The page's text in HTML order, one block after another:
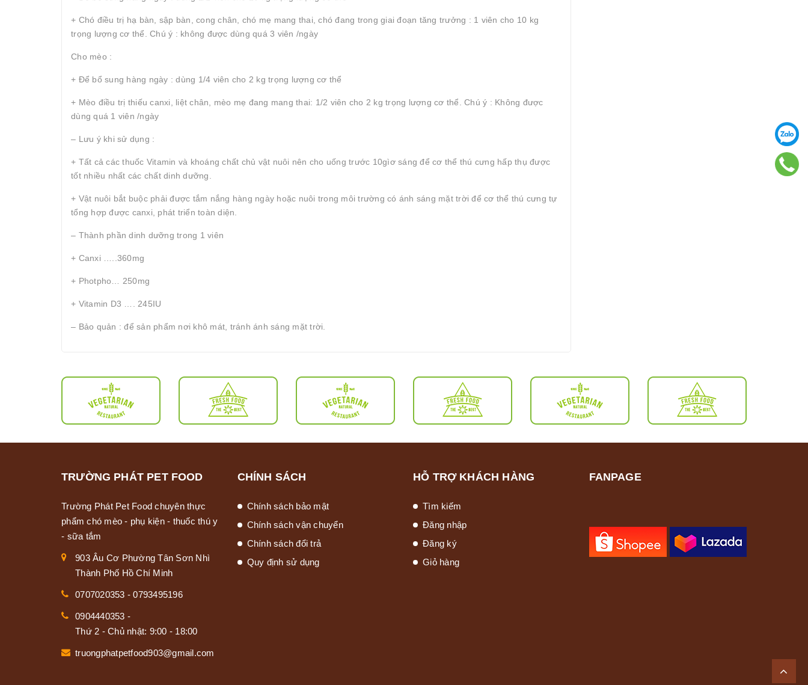
+ Chó điều trị hạ bàn, sập bàn, cong chân, chó mẹ mang thai, chó đang trong giai đoạn tăng trưởng : 1 viên cho 10 kg
trọng lượng cơ thể. Chú ý : không được dùng quá 3 viên /ngày
Cho mèo :
+ Để bổ sung hàng ngày : dùng 1/4 viên cho 2 kg trọng lượng cơ thể
+ Mèo điều trị thiếu canxi, liệt chân, mèo mẹ đang mang thai: 1/2 viên cho 2 kg trọng lượng cơ thể. Chú ý : Không được
dùng quá 1 viên /ngày
– Lưu ý khi sử dụng :
+ Tất cả các thuốc Vitamin và khoáng chất chủ vật nuôi nên cho uống trước 10gìơ sáng để cơ thể thú cưng hấp thụ được
tốt nhiều nhất các chất dinh dưỡng.
+ Vật nuôi bắt buộc phải được tắm nắng hàng ngày hoặc nuôi trong môi trường có ánh sáng mặt trời để cơ thể thú cưng tự
tổng hợp được canxi, phát triển toàn diện.
– Thành phần dinh dưỡng trong 1 viên
+ Canxi …..360mg
+ Photpho… 250mg
+ Vitamin D3 …. 245IU
– Bảo quản : để sản phẩm nơi khô mát, tránh ánh sáng mặt trời.
TRƯỜNG PHÁT PET FOOD
Trường Phát Pet Food chuyên thực
phẩm chó mèo - phụ kiện - thuốc thú y
- sữa tắm
903 Âu Cơ Phường Tân Sơn Nhì
Thành Phố Hồ Chí Minh
0707020353 -0793495196
0904440353 -
Thứ 2 - Chủ nhật: 9:00 - 18:00
truongphatpetfood903@gmail.com
CHÍNH SÁCH
Chính sách bảo mật
Chính sách vận chuyển
Chính sách đổi trả
Quy định sử dụng
HỖ TRỢ KHÁCH HÀNG
Tìm kiếm
Đăng nhập
Đăng ký
Giỏ hàng
FANPAGE